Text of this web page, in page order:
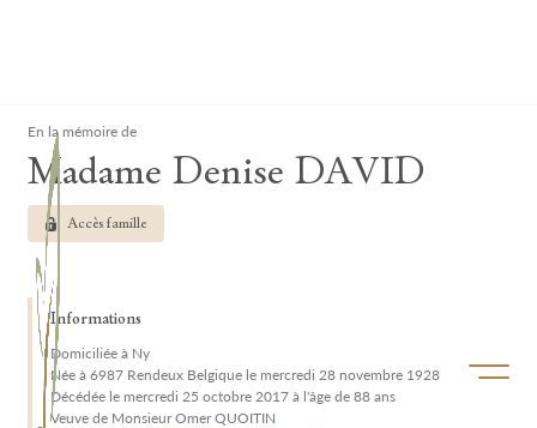
Ouvrir/
En la mémoire de
Madame Denise DAVID
Accès famille
Informations
Domiciliée à Ny
Née à 6987 Rendeux Belgique le mercredi 28 novembre 1928
Décédée le mercredi 25 octobre 2017 à l'âge de 88 ans
Veuve de Monsieur Omer QUOITIN